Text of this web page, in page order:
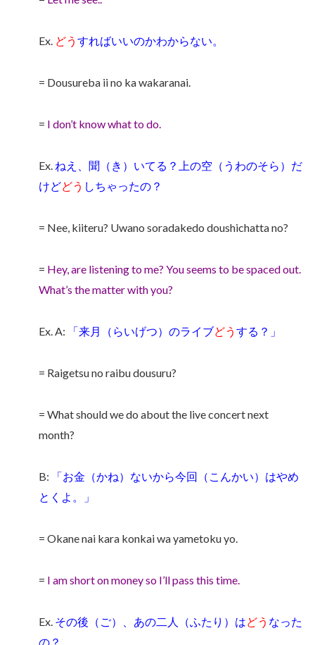
Ex. どう すればいいのかわからない。
= Dousureba ii no ka wakaranai.
= I don’t know what to do.
Ex. ねえ、聞（き）いてる？上の空（うわのそら）だ
けどどう しちゃったの？
= Nee, kiiteru? Uwano soradakedo doushichatta no?
= Hey, are listening to me? You seems to be spaced out.
What’s the matter with you?
Ex. A: 「来月（らいげつ）のライブどう する？」
= Raigetsu no raibu dousuru?
= What should we do about the live concert next
month?
B:
「お金（かね）ないから今回（こんかい）はやめ
とくよ。」
= Okane nai kara konkai wa yametoku yo.
= I am short on money so I’ll pass this time.
Ex. その後（ご）、あの二人（ふたり）はどう なった
の？